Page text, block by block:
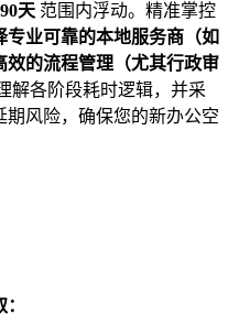
天 范围内浮动。精准掌控
专业可靠的本地服务商（如
效的流程管理（尤其行政审
解各阶段耗时逻辑，并采
风险，确保您的新办公空